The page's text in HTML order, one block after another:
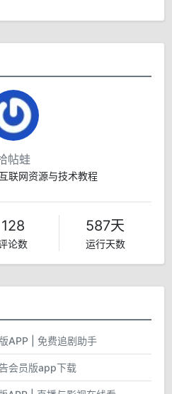
帖蛙
联网资源与技术教程
128
论数
587天
运行天数
APP | 免费追剧助手
会员版app下载